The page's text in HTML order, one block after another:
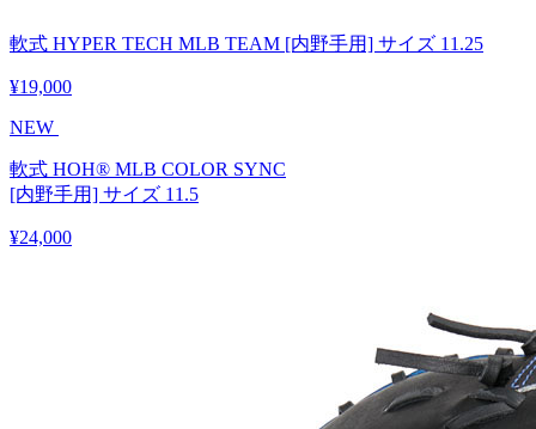
軟式 HYPER TECH MLB TEAM [内野手用] サイズ 11.25
¥19,000
NEW
軟式 HOH® MLB COLOR SYNC
[内野手用] サイズ 11.5
¥24,000